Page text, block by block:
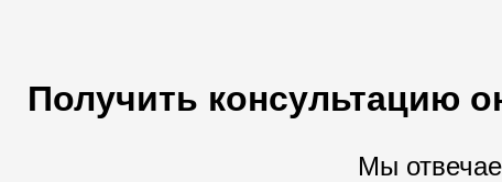
Получить консультацию
Мы